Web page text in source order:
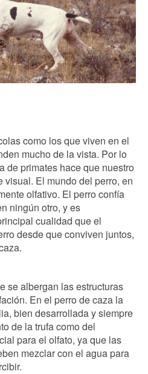
como los que viven en el
mucho de la vista. Por lo
de primates hace que nuestro
visual. El mundo del perro, en
olfativo. El perro confía
ningún otro, y es
cualidad que el
desde que conviven juntos,
se albergan las estructuras
En el perro de caza la
bien desarrollada y siempre
de la trufa como del
para el olfato, ya que las
mezclar con el agua para